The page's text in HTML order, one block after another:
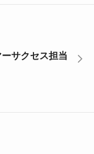
サクセス担当